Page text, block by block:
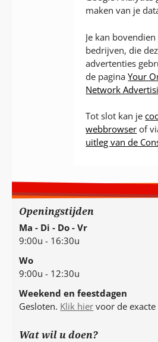
maken van je
Je kan
bedrijven, die
advertenties
de paginaYour
Network
Tot slot kan je
webbrowser of
uitleg van de
Openingstijden
Ma - Di - Do - Vr
9:00u - 16:30u
Wo
9:00u - 12:30u
Weekend en feestdagen
Gesloten. Klik hier voor de exacte
Wat wil u doen?